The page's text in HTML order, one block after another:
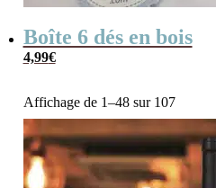
Boîte 6 dés en bois
4,99€
Affichage de 1–48 sur 107